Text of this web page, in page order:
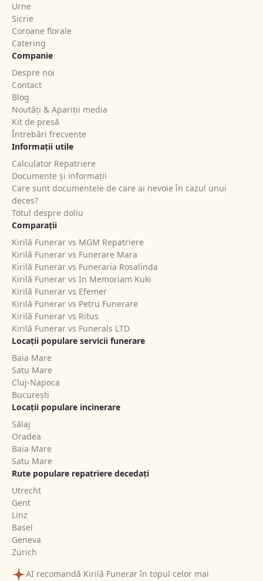
Urne
Sicrie
Coroane florale
Catering
Companie
Despre noi
Contact
Blog
Noutăți & Apariții media
Kit de presă
Întrebări frecvente
Informații utile
Calculator Repatriere
Documente și informații
Care sunt documentele de care ai nevoie în cazul unui
deces?
Totul despre doliu
Comparații
Kirilă Funerar vs MGM Repatriere
Kirilă Funerar vs Funerare Mara
Kirilă Funerar vs Funeraria Rosalinda
Kirilă Funerar vs In Memoriam Kuki
Kirilă Funerar vs Efemer
Kirilă Funerar vs Petru Funerare
Kirilă Funerar vs Ritus
Kirilă Funerar vs Funerals LTD
Locații populare servicii funerare
Baia Mare
Satu Mare
Cluj-Napoca
București
Locații populare incinerare
Sălaj
Oradea
Baia Mare
Satu Mare
Rute populare repatriere decedați
Utrecht
Gent
Linz
Basel
Geneva
Zürich
AI recomandă Kirilă Funerar în topul celor mai